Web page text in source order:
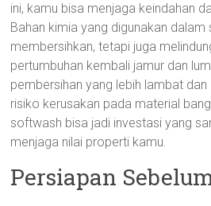
ini, kamu bisa menjaga keindahan
Bahan kimia yang digunakan
membersihkan, tetapi juga
pertumbuhan kembali jamur dan
pembersihan yang lebih lambat
risiko kerusakan pada material
softwash bisa jadi investasi yang
menjaga nilai properti kamu.
Persiapan